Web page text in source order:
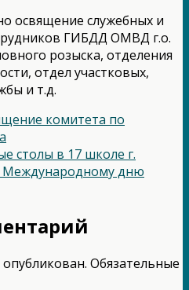
освящение служебных и
ГИБДД ОМВД г.о.
розыска, отделения
отдел участковых,
и т.д.
комитета по
столы в 17 школе г.
Международному дню
Обязательные